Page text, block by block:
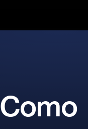
Como